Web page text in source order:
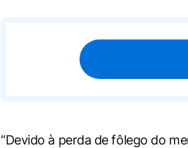
“Devido à perda de fôlego do